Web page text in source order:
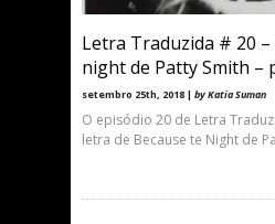
Letra Traduzida # 20 –
night de Patty Smith –
setembro 25th, 2018 | by Katia Suman
O episódio 20 de Letra
letra de Because te Night de